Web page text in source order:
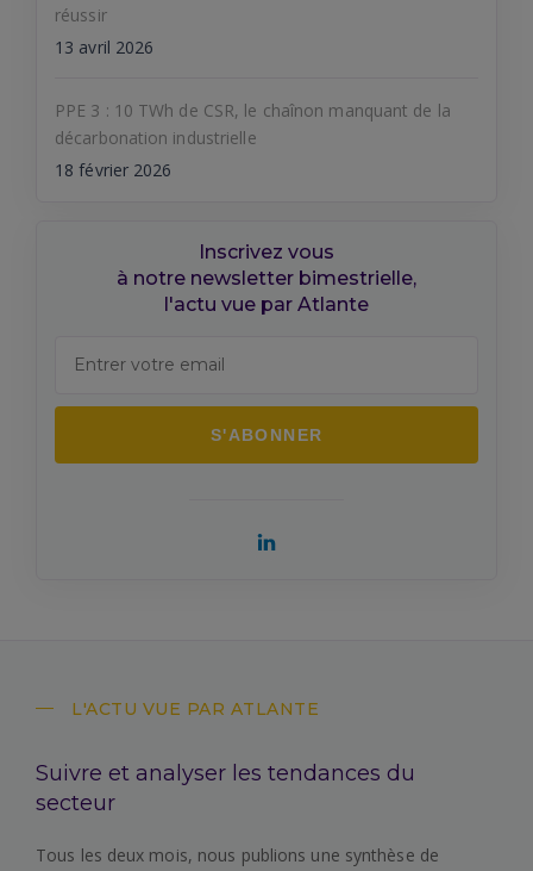
réussir
13 avril 2026
PPE 3 : 10 TWh de CSR, le chaînon manquant de la
décarbonation industrielle
18 février 2026
Inscrivez vous
à notre newsletter bimestrielle,
l'actu vue par Atlante
L'ACTU VUE PAR ATLANTE
Suivre et analyser les tendances du
secteur
Tous les deux mois, nous publions une synthèse de